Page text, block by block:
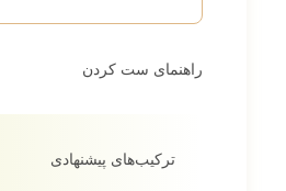
راهنمای ست کردن
ترکیب‌های پیشنهادی